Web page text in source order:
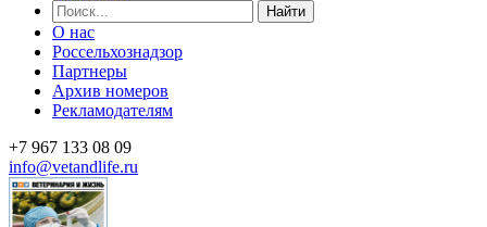
Найти
О нас
Россельхознадзор
Партнеры
Архив номеров
Рекламодателям
+7 967 133 08 09
info@vetandlife.ru